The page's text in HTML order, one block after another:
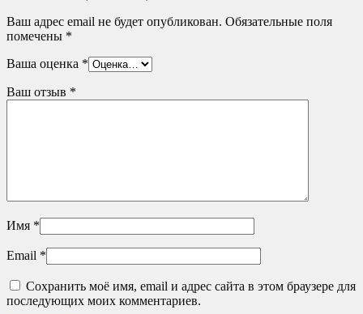
Ваш адрес email не будет опубликован. Обязательные поля
помечены *
Ваша оценка *
Ваш отзыв *
Имя *
Email *
Сохранить моё имя, email и адрес сайта в этом браузере для
последующих моих комментариев.